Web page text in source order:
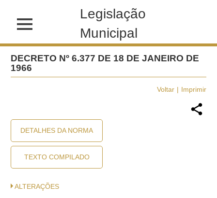
Legislação
Municipal
DECRETO Nº 6.377 DE 18 DE JANEIRO DE
1966
Voltar Imprimir
DETALHES DA NORMA
TEXTO COMPILADO
ALTERAÇÕES